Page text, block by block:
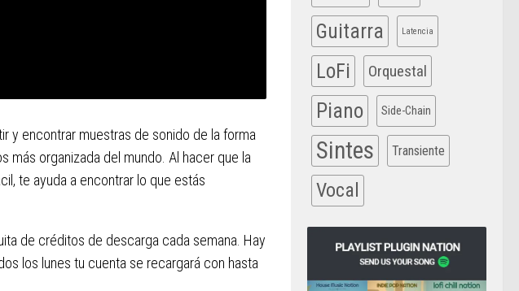
y encontrar muestras de sonido de la forma
más organizada del mundo. Al hacer que la
te ayuda a encontrar lo que estás
de créditos de descarga cada semana. Hay
los lunes tu cuenta se recargará con hasta
Guitarra Latencia
LoFi Orquestal
Piano Side-Chain
Sintes Transiente
Vocal